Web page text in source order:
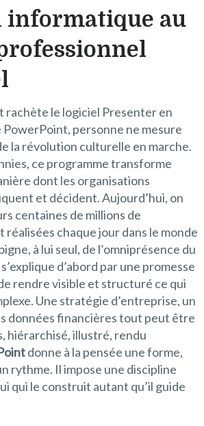
informatique au
rachète le logiciel Presenter en
personne ne mesure
la révolution culturelle en marche.
ce programme transforme
dont les organisations
et décident. Aujourd’hui, on
centaines de millions de
chaque jour dans le monde
à lui seul, de l’omniprésence du
d’abord par une promesse
rendre visible et structuré ce qui
Une stratégie d’entreprise, un
données financières tout peut être
hiérarchisé, illustré, rendu
donne à la pensée une forme,
rythme. Il impose une discipline
qui le construit autant qu’il guide